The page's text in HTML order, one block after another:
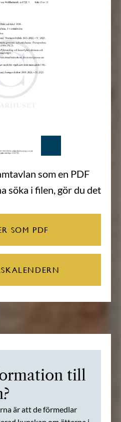
som en PDF
söka i filen, gör du det
SOM PDF
till
är att de förmedlar